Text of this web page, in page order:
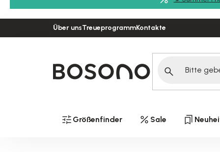
Inhalt
Über unsTreueprogrammKontakte
Größenfinder Sale